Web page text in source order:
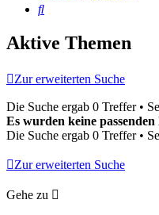
Suche
Aktive Themen
Zur erweiterten Suche
Die Suche ergab 0 Treffer •
Es wurden keine
Die Suche ergab 0 Treffer •
Zur erweiterten Suche
Gehe zu